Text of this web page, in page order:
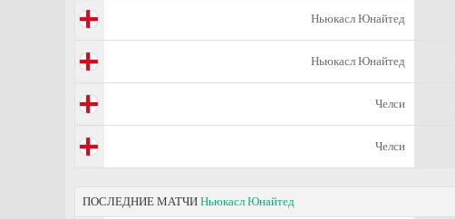
Ньюкасл Юнайтед
Ньюкасл Юнайтед
Челси
Челси
ПОСЛЕДНИЕ МАТЧИ Ньюкасл Юнайтед